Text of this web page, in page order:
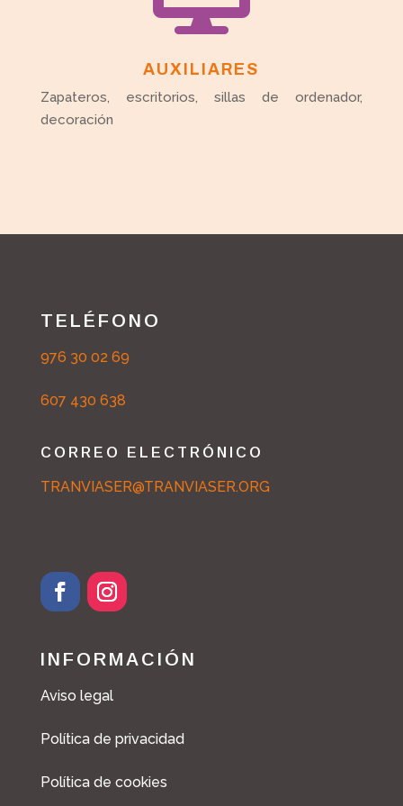
AUXILIARES
Zapateros, escritorios, sillas de ordenador,
decoración
TELÉFONO
976 30 02 69
607 430 638
CORREO ELECTRÓNICO
TRANVIASER@TRANVIASER.ORG
INFORMACIÓN
Aviso legal
Política de privacidad
Política de cookies